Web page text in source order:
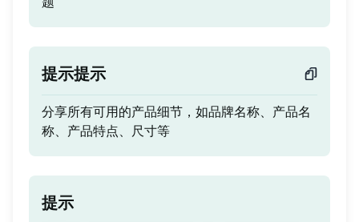
提示提示
分享所有可用的产品细节，如品牌名称、产品名
称、产品特点、尺寸等
提示